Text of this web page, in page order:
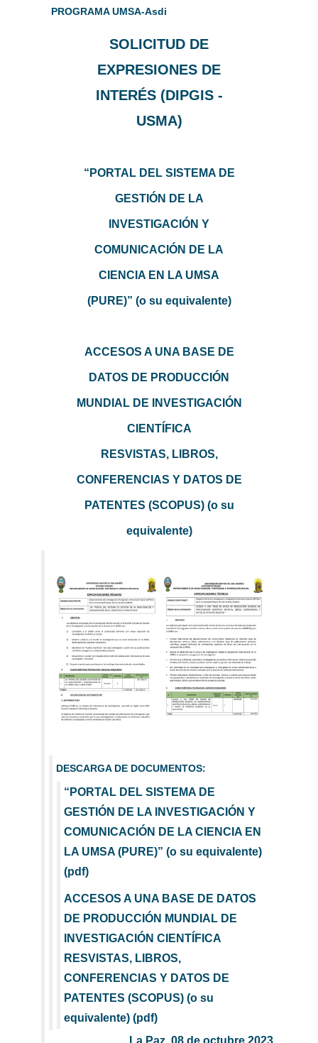
PROGRAMA UMSA-Asdi
SOLICITUD DE
EXPRESIONES DE
INTERÉS (DIPGIS -
USMA)
“PORTAL DEL SISTEMA DE
GESTIÓN DE LA
INVESTIGACIÓN Y
COMUNICACIÓN DE LA
CIENCIA EN LA UMSA
(PURE)” (o su equivalente)
ACCESOS A UNA BASE DE
DATOS DE PRODUCCIÓN
MUNDIAL DE INVESTIGACIÓN
CIENTÍFICA
RESVISTAS, LIBROS,
CONFERENCIAS Y DATOS DE
PATENTES (SCOPUS) (o su
equivalente)
DESCARGA DE DOCUMENTOS:
“PORTAL DEL SISTEMA DE
GESTIÓN DE LA INVESTIGACIÓN Y
COMUNICACIÓN DE LA CIENCIA EN
LA UMSA (PURE)” (o su equivalente)
(pdf)
ACCESOS A UNA BASE DE DATOS
DE PRODUCCIÓN MUNDIAL DE
INVESTIGACIÓN CIENTÍFICA
RESVISTAS, LIBROS,
CONFERENCIAS Y DATOS DE
PATENTES (SCOPUS) (o su
equivalente) (pdf)
La Paz, 08 de octubre 2023